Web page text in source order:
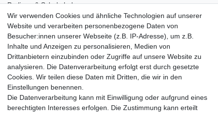
Pralinen & Schokolade
Lebensmittel
Gutscheine
Informationen
Zahlungsarten
Versandkosten
Service
Rezepte
Newsletter
Wir verwenden Cookies und ähnliche Technologien auf unserer
Website und verarbeiten personenbezogene Daten von
Besucher:innen unserer Webseite (z.B. IP-Adresse), um z.B.
Inhalte und Anzeigen zu personalisieren, Medien von
Drittanbietern einzubinden oder Zugriffe auf unsere Website zu
analysieren. Die Datenverarbeitung erfolgt erst durch gesetzte
Cookies. Wir teilen diese Daten mit Dritten, die wir in den
Einstellungen benennen.
Die Datenverarbeitung kann mit Einwilligung oder aufgrund eines
berechtigten Interesses erfolgen. Die Zustimmung kann erteilt